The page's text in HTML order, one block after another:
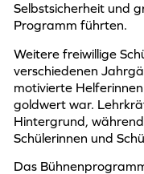
Selbstsicherheit und
Programm führten.
Weitere freiwillige
verschiedenen
motivierte
goldwert war.
Hintergrund,
Schülerinnen und
Das